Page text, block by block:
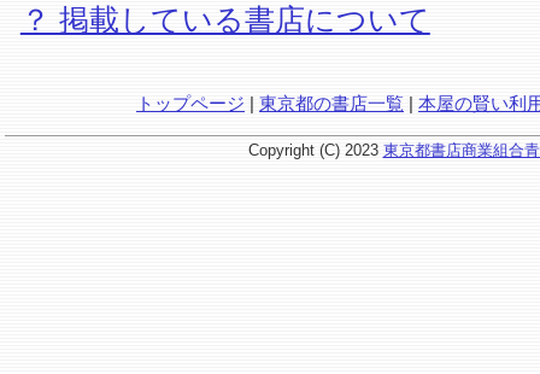
？ 掲載している書店について
トップページ | 東京都の書店一覧 | 本屋の賢い利
Copyright (C) 2023 東京都書店商業組合